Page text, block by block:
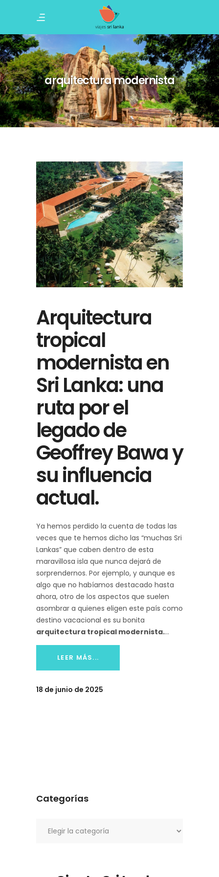
arquitectura modernista
Arquitectura
tropical
modernista en
Sri Lanka: una
ruta por el
legado de
Geoffrey Bawa y
su influencia
actual.
Ya hemos perdido la cuenta de todas las
veces que te hemos dicho las “muchas Sri
Lankas” que caben dentro de esta
maravillosa isla que nunca dejará de
sorprendernos. Por ejemplo, y aunque es
algo que no habíamos destacado hasta
ahora, otro de los aspectos que suelen
asombrar a quienes eligen este país como
destino vacacional es su bonita
arquitectura tropical modernista.
LEER MÁS...
18 de junio de 2025
Categorías